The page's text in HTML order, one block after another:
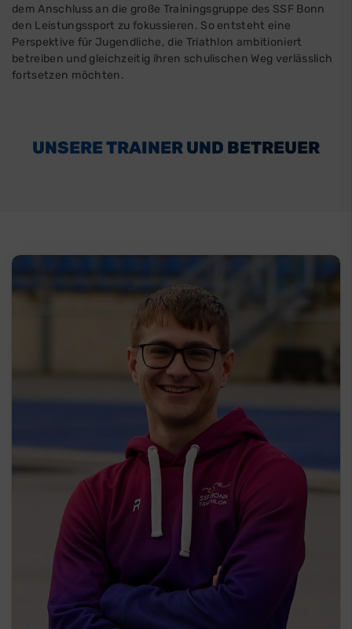
dem Anschluss an die große Trainingsgruppe des SSF Bonn
den Leistungssport zu fokussieren. So entsteht eine
Perspektive für Jugendliche, die Triathlon ambitioniert
betreiben und gleichzeitig ihren schulischen Weg verlässlich
fortsetzen möchten.
UNSERE TRAINER UND BETREUER